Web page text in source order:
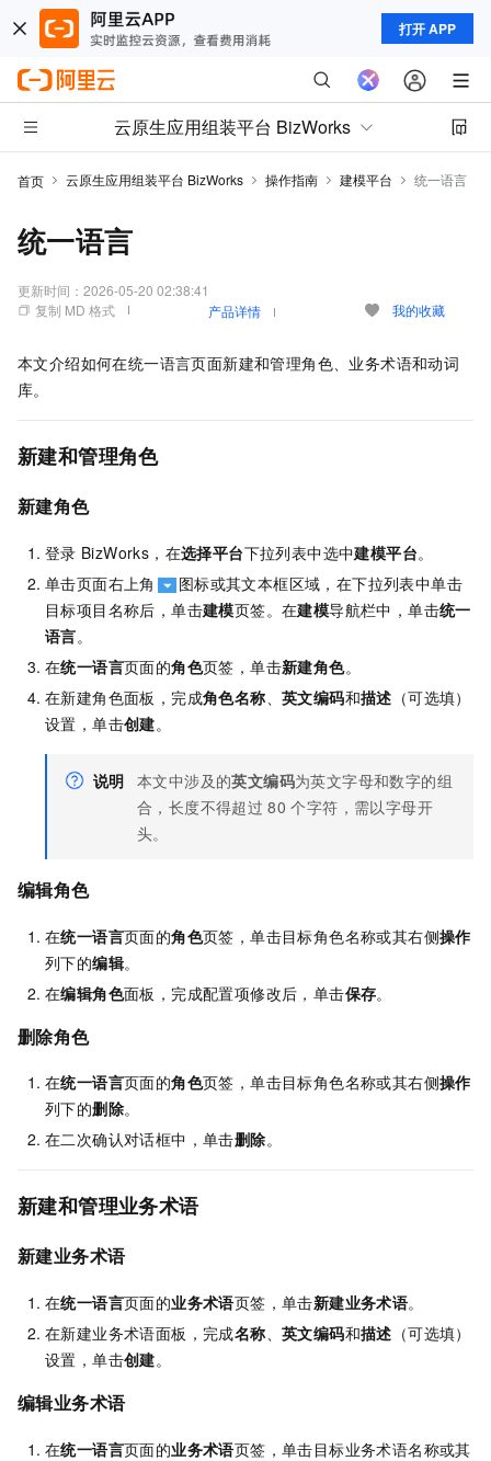
打开 APP
云原生应用组装平台 BizWorks
首页 云原生应用组装平台 BizWorks 操作指南 建模平台 统一语言
统一语言
更新时间： 2026-05-20 02:38:41
复制 MD 格式
产品详情 我的收藏
本文介绍如何在统一语言页面新建和管理角色、业务术语和动词
库。
新建和管理角色
新建角色
登录 BizWorks，在选择平台下拉列表中选中建模平台。
单击页面右上角
图标或其文本框区域，在下拉列表中单击
目标项目名称后，单击建模页签。在建模导航栏中，单击统一
语言。
在统一语言页面的角色页签，单击新建角色。
在新建角色面板，完成角色名称 、英文编码和描述 （可选填）
设置，单击创建。
说明 本文中涉及的英文编码为英文字母和数字的组
合 ，长度不得超过 80 个字符，需以字母开
头。
编辑角色
在统一语言页面的角色页签，单击目标角色名称或其右侧操作
列下的编辑。
在编辑角色面板，完成配置项修改后，单击保存。
删除角色
在统一语言页面的角色页签，单击目标角色名称或其右侧操作
列下的删除。
在二次确认对话框中，单击删除。
新建和管理业务术语
新建业务术语
在统一语言页面的业务术语页签，单击新建业务术语。
在新建业务术语面板，完成名称、英文编码和描述 （可选填）
设置，单击创建。
编辑业务术语
在统一语言页面的业务术语页签，单击目标业务术语名称或其